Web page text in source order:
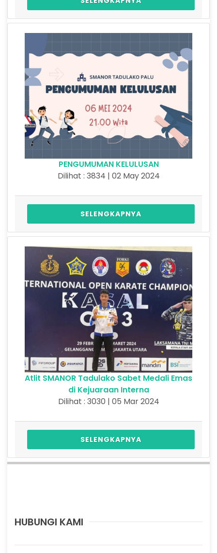
PENGUMUMAN KELULUSAN
Dilihat : 3834 | 02 May 2024
SELENGKAPNYA
Atlit SMANOR Tadulako Sabet Medali Emas
di Kejuaraan Interna
Dilihat : 3030 | 05 Mar 2024
SELENGKAPNYA
HUBUNGI KAMI